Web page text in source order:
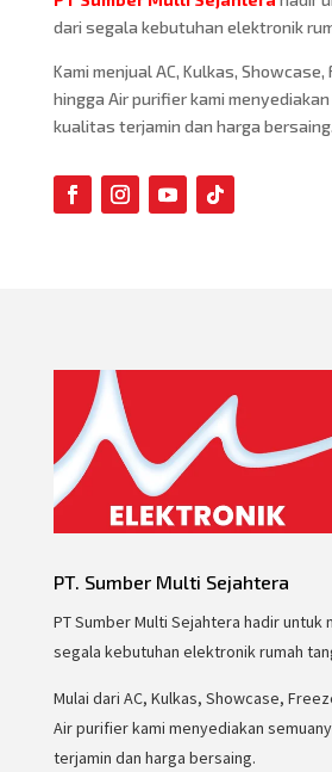
dari segala kebutuhan elektronik
Kami menjual AC, Kulkas, Showcase,
hingga Air purifier kami
kualitas terjamin dan harga bersaing.
PT. Sumber Multi Sejahtera
PT Sumber Multi Sejahtera hadir untuk
segala kebutuhan elektronik rumah
Mulai dari AC, Kulkas, Showcase,
Air purifier kami menyediakan
terjamin dan harga bersaing.